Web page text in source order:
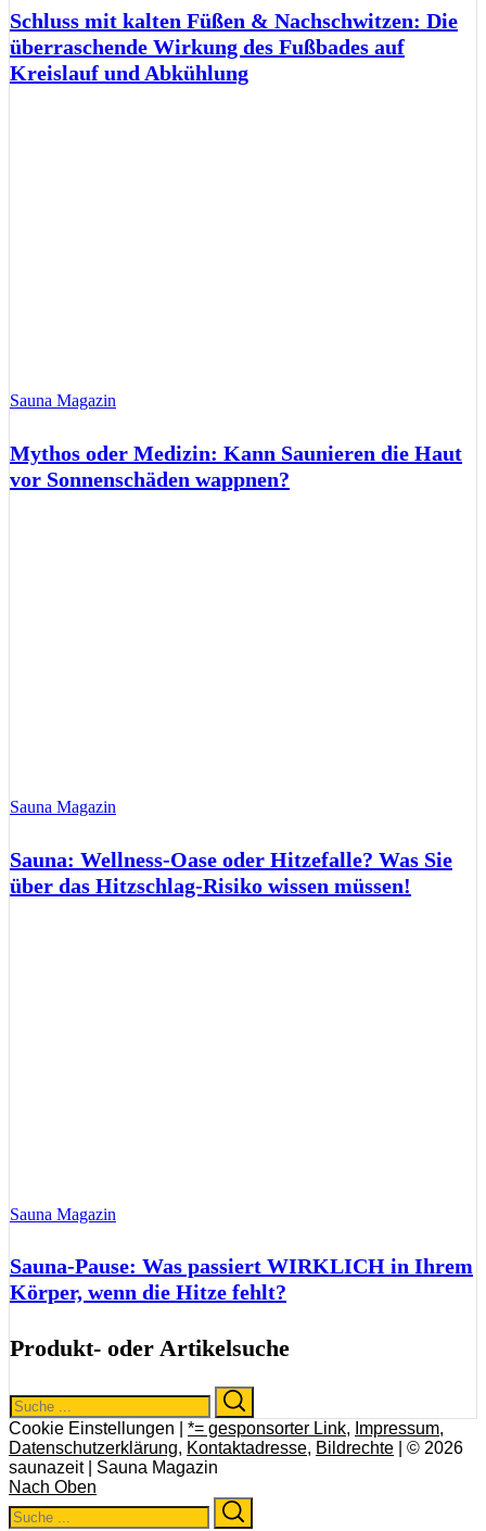
Schluss mit kalten Füßen & Nachschwitzen: Die
überraschende Wirkung des Fußbades auf
Kreislauf und Abkühlung
Sauna Magazin
Mythos oder Medizin: Kann Saunieren die Haut
vor Sonnenschäden wappnen?
Sauna Magazin
Sauna: Wellness-Oase oder Hitzefalle? Was Sie
über das Hitzschlag-Risiko wissen müssen!
Sauna Magazin
Sauna-Pause: Was passiert WIRKLICH in Ihrem
Körper, wenn die Hitze fehlt?
Produkt- oder Artikelsuche
Search
for:
Cookie Einstellungen | *= gesponsorter Link, Impressum,
Datenschutzerklärung, Kontaktadresse, Bildrechte | © 2026
saunazeit | Sauna Magazin
Nach Oben
Search
for: